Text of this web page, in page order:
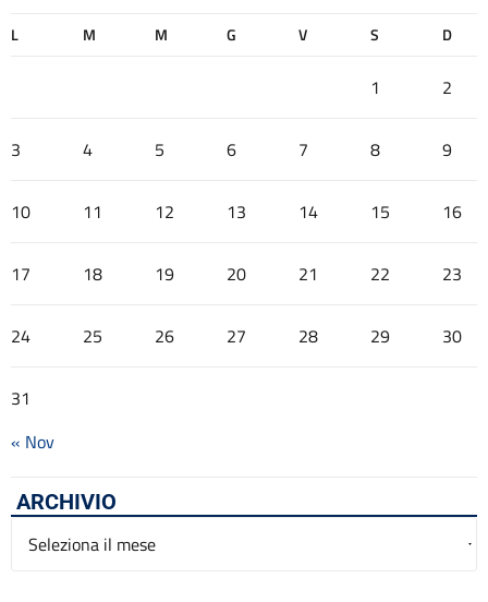
L M M G V S D
1 2
3 4 5 6 7 8 9
10 11 12 13 14 15 16
17 18 19 20 21 22 23
24 25 26 27 28 29 30
31
« Nov
ARCHIVIO
Archivio